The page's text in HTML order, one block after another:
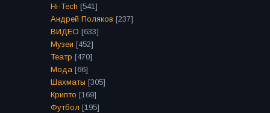
Hi-Tech [541]
Андрей Поляков [237]
ВИДЕО [633]
Музеи [452]
Театр [470]
Мода [66]
Шахматы [305]
Крипто [169]
Футбол [195]